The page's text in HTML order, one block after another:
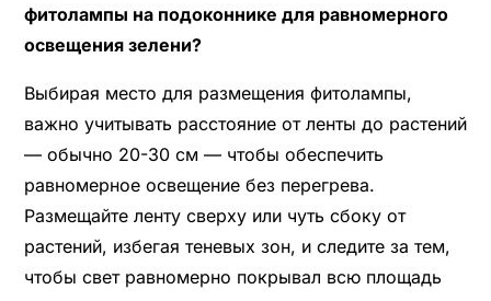
фитолампы на подоконнике для равномерного
освещения зелени?
Выбирая место для размещения фитолампы,
важно учитывать расстояние от ленты до растений
— обычно 20-30 см — чтобы обеспечить
равномерное освещение без перегрева.
Размещайте ленту сверху или чуть сбоку от
растений, избегая теневых зон, и следите за тем,
чтобы свет равномерно покрывал всю площадь